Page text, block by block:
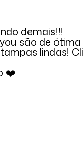
demais!!!
são de ótima
lindas!
❤️